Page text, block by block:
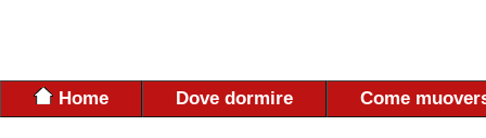
Home Dove dormire Come